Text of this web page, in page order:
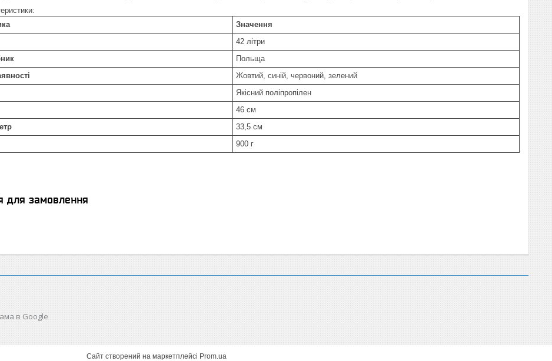
Значення
42 літри
Польща
Жовтий, синій, червоний, зелений
Якісний поліпропілен
46 см
33,5 см
900 г
для замовлення
в Google
Сайт створений на маркетплейсі Prom.ua